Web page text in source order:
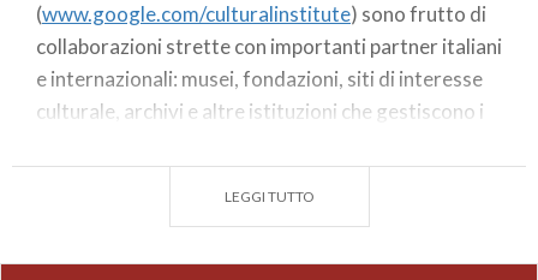
(www.google.com/culturalinstitute) sono frutto di
collaborazioni strette con importanti partner italiani
e internazionali: musei, fondazioni, siti di interesse
culturale, archivi e altre istituzioni che gestiscono i
Video a 360 gradi degli spettacoli, immagini
LEGGI TUTTO